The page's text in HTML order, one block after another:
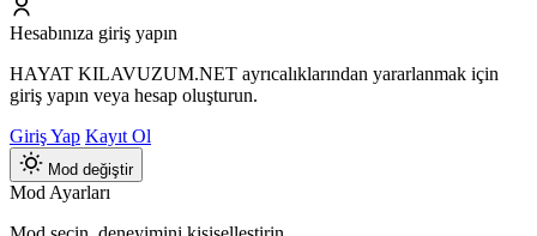
Hesabınıza giriş yapın
HAYAT KILAVUZUM.NET ayrıcalıklarından yararlanmak için
giriş yapın veya hesap oluşturun.
Giriş Yap Kayıt Ol
Mod değiştir
Mod Ayarları